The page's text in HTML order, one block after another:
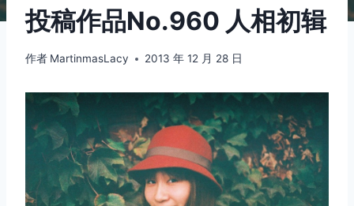
投稿作品No.960 人相初辑
作者 MartinmasLacy 2013 年 12 月 28 日